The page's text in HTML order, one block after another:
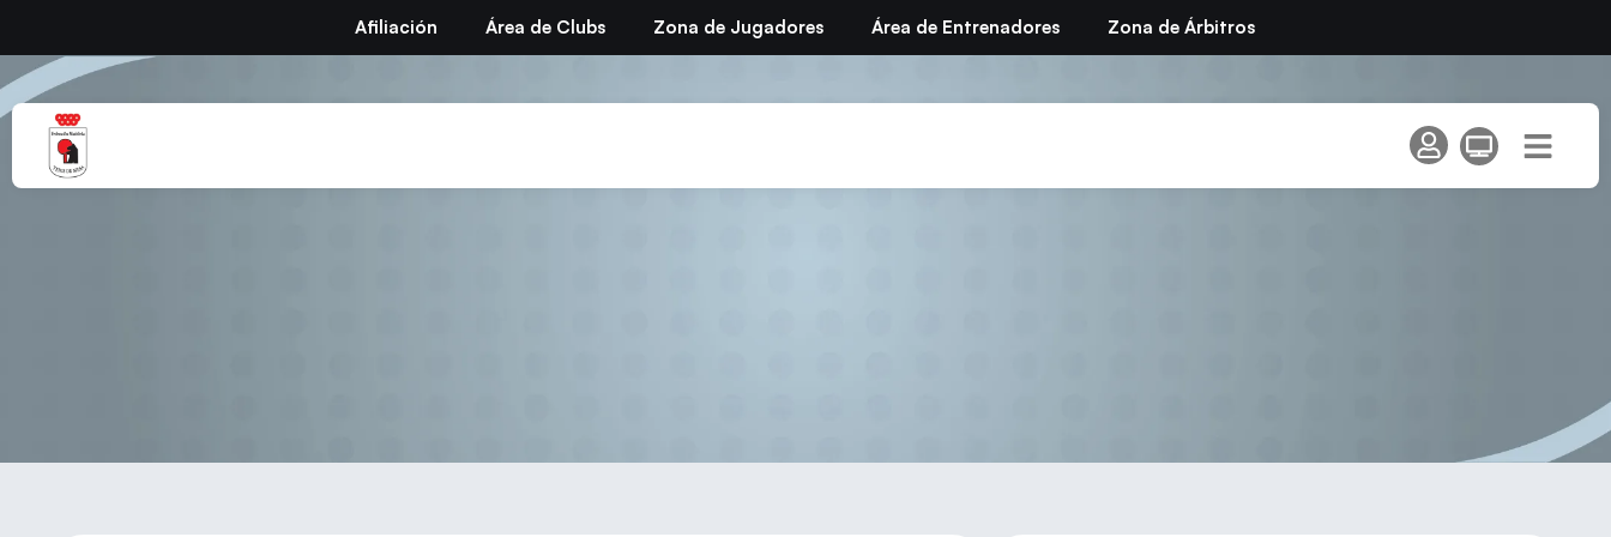
Afiliación Área de Clubs Zona de Jugadores Área de Entrenadores Zona de Árbitros